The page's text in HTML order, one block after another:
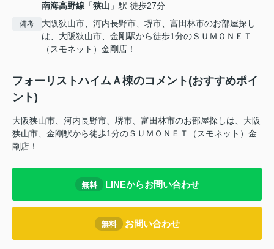
南海高野線 「狭山 」駅 徒歩27分
備考
大阪狭山市、河内長野市、堺市、富田林市のお部屋探し
は、大阪狭山市、金剛駅から徒歩1分のＳＵＭＯＮＥＴ
（スモネット）金剛店！
フォーリストハイムＡ棟のコメント(おすすめポイ
ント)
大阪狭山市、河内長野市、堺市、富田林市のお部屋探しは、大阪
狭山市、金剛駅から徒歩1分のＳＵＭＯＮＥＴ（スモネット）金
剛店！
無料 LINEからお問い合わせ
無料 お問い合わせ